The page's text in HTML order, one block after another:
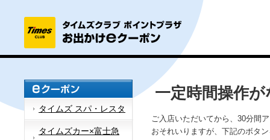
タイムズ スパ・レスタ
タイムズカー×富士急
一定時間操作
ご入店いただいてから、30分間
おそれいりますが、下記のボタ